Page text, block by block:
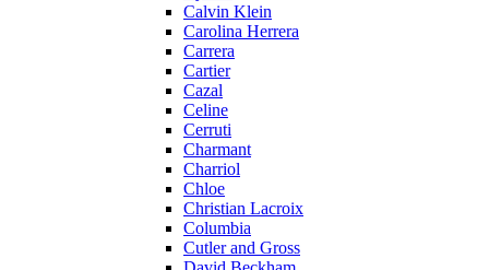
Calvin Klein
Carolina Herrera
Carrera
Cartier
Cazal
Celine
Cerruti
Charmant
Charriol
Chloe
Christian Lacroix
Columbia
Cutler and Gross